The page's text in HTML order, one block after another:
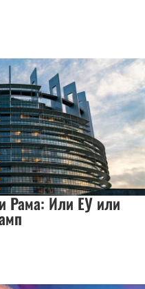
Рама: Или ЕУ или